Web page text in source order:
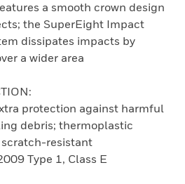
a smooth crown design
the SuperEight Impact
dissipates impacts by
a wider area
protection against harmful
debris; thermoplastic
resistant
Type 1, Class E